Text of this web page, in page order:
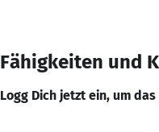
Fähigkeiten und
Logg Dich jetzt ein, um